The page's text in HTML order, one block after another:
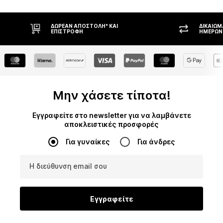
ΔΩΡΕΆΝ ΑΠΟΣΤΟΛΉ* ΚΑΙ
ΕΠΙΣΤΡΟΦΉ
ΔΙΚΑΊΩΜΑ
ΗΜΕΡΏΝ
Μην χάσετε τίποτα!
Εγγραφείτε στο newsletter για να λαμβάνετε
αποκλειστικές προσφορές
Για γυναίκες Για άνδρες
Η διεύθυνση email σου
Εγγραφείτε